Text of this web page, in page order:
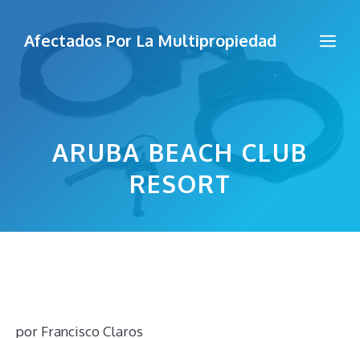
contenido
Afectados Por La Multipropiedad
ARUBA BEACH CLUB
RESORT
por Francisco Claros